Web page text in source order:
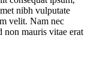
nibh vulputate
velit. Nam nec
non mauris vitae erat